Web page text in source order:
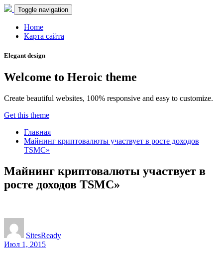
Toggle navigation
Home
Карта сайта
Elegant design
Welcome to Heroic theme
Create beautiful websites, 100% responsive and easy to customize.
Get this theme
Главная
Майнинг криптовалюты участвует в росте доходов
TSMC»
Майнинг криптовалюты участвует в
росте доходов TSMC»
SitesReady
Июл 1, 2015